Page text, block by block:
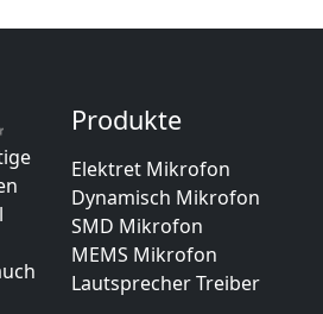
Produkte
Elektret Mikrofon
Dynamisch Mikrofon
SMD Mikrofon
MEMS Mikrofon
Lautsprecher Treiber